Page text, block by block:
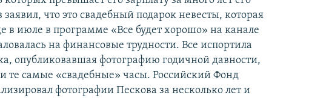
что это свадебный подарок невесты, которая
в июле в программе «Все будет хорошо» на канале
на финансовые трудности. Все испортила
опубликовавшая фотографию годичной давности,
те самые «свадебные» часы. Российский Фонд
фотографии Пескова за несколько лет и